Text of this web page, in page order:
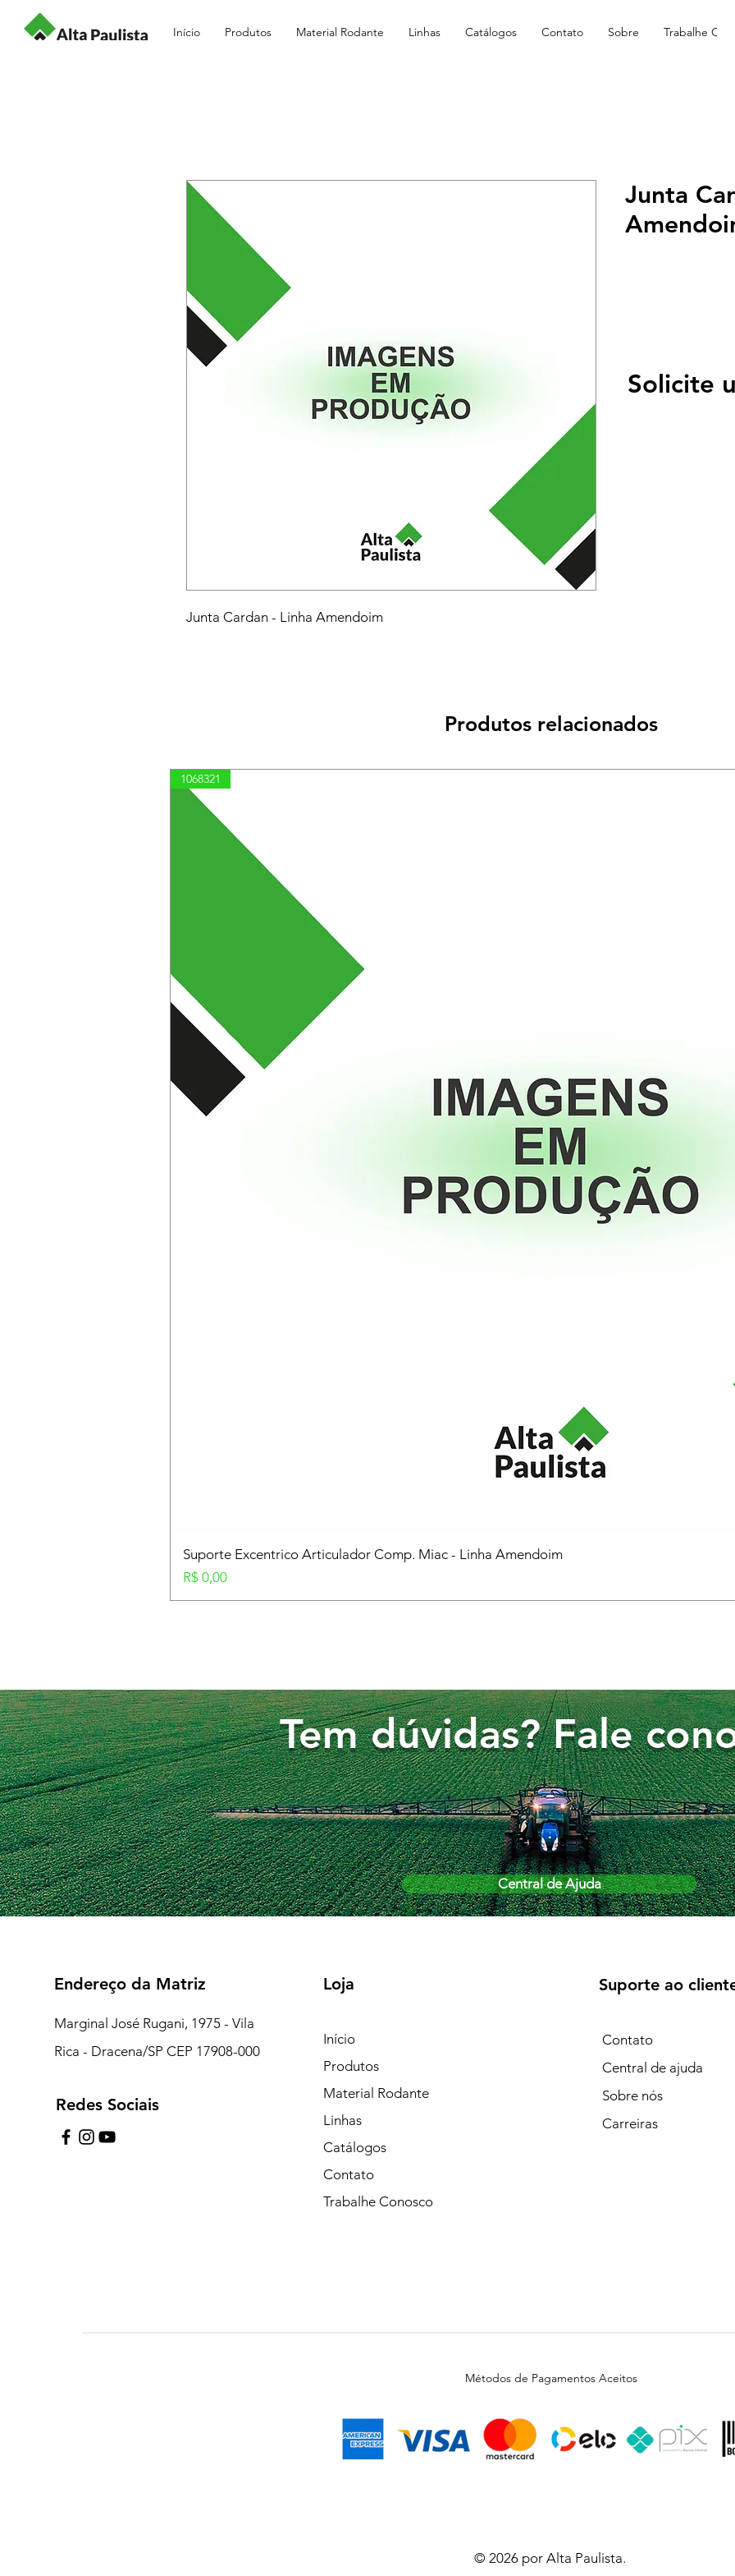
Início Produtos Material Rodante Linhas Catálogos Contato Sobre Trabalhe
Junta Cardan - Linha Amendoim
Junta
Solicite
Produtos relacionados
1068321
Suporte Excentrico Articulador Comp. Miac - Linha Amendoim
Preço
R$ 0,00
Tem dúvidas? Fale
Central de Ajuda
de Plantão)
Endereço da Matriz
Marginal José Rugani, 1975 - Vila
Rica - Dracena/SP CEP 17908-000
Redes Sociais
Loja
Início
Produtos
Material Rodante
Linhas
Catálogos
Contato
Trabalhe Conosco
Suporte ao
Contato
Central de ajuda
Sobre nós
Carreiras
Métodos de Pagamentos Aceitos
© 2026 por Alta Paulista.